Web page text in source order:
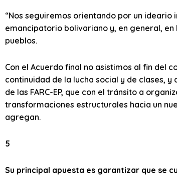
“Nos seguiremos orientando por un
emancipatorio bolivariano y, en general,
pueblos.
Con el Acuerdo final no asistimos al fin del
continuidad de la lucha social y de clases,
de las FARC-EP, que con el tránsito a
transformaciones estructurales hacia un
agregan.
5
Su principal apuesta es garantizar que se